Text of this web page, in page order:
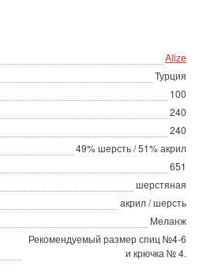
Alize
Турция
100
240
240
49% шерсть / 51% акрил
651
шерстяная
акрил / шерсть
Меланж
Рекомендуемый размер спиц №4-6
и крючка № 4.